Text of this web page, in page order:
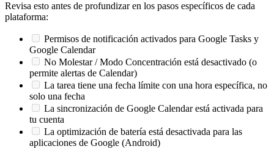
Revisa esto antes de profundizar en los pasos específicos de cada
plataforma:
Permisos de notificación activados para Google Tasks y
Google Calendar
No Molestar / Modo Concentración está desactivado (o
permite alertas de Calendar)
La tarea tiene una fecha límite con una hora específica, no
solo una fecha
La sincronización de Google Calendar está activada para
tu cuenta
La optimización de batería está desactivada para las
aplicaciones de Google (Android)